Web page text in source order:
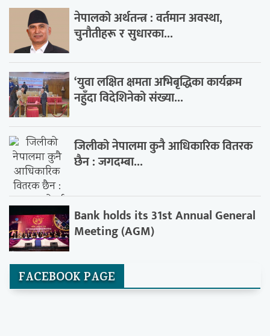
नेपालको अर्थतन्त्र : वर्तमान अवस्था,
चुनौतीहरू र सुधारका...
‘युवा लक्षित क्षमता अभिबृद्धिका कार्यक्रम
नहुँदा विदेशिनेको संख्या...
जिलीको नेपालमा कुनै आधिकारिक वितरक
छैन : जगदम्बा...
Bank holds its 31st Annual General
Meeting (AGM)
FACEBOOK PAGE